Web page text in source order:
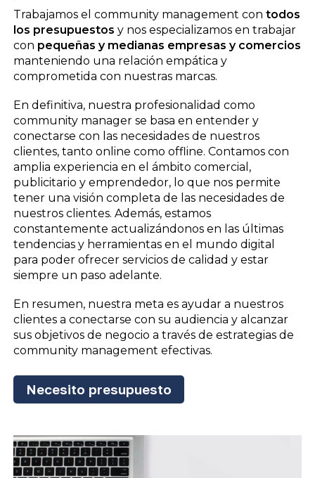
Trabajamos el community management con todos
los presupuestos y nos especializamos en trabajar
con pequeñas y medianas empresas y comercios
manteniendo una relación empática y
comprometida con nuestras marcas.
En definitiva, nuestra profesionalidad como
community manager se basa en entender y
conectarse con las necesidades de nuestros
clientes, tanto online como offline. Contamos con
amplia experiencia en el ámbito comercial,
publicitario y emprendedor, lo que nos permite
tener una visión completa de las necesidades de
nuestros clientes. Además, estamos
constantemente actualizándonos en las últimas
tendencias y herramientas en el mundo digital
para poder ofrecer servicios de calidad y estar
siempre un paso adelante.
En resumen, nuestra meta es ayudar a nuestros
clientes a conectarse con su audiencia y alcanzar
sus objetivos de negocio a través de estrategias de
community management efectivas.
Necesito presupuesto